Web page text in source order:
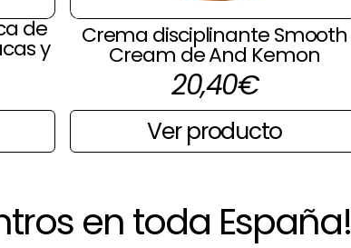
de
y Crema disciplinante Smooth
Cream de And Kemon
20,40€
Ver producto
en toda España!